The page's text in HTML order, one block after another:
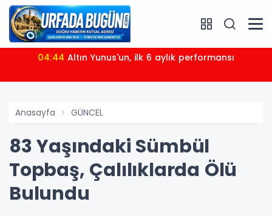
04:44 Altın Yunus'un, ilk 6 aylık performansı
Anasayfa GÜNCEL
83 Yaşındaki Sümbül
Topbaş, Çalılıklarda Ölü
Bulundu